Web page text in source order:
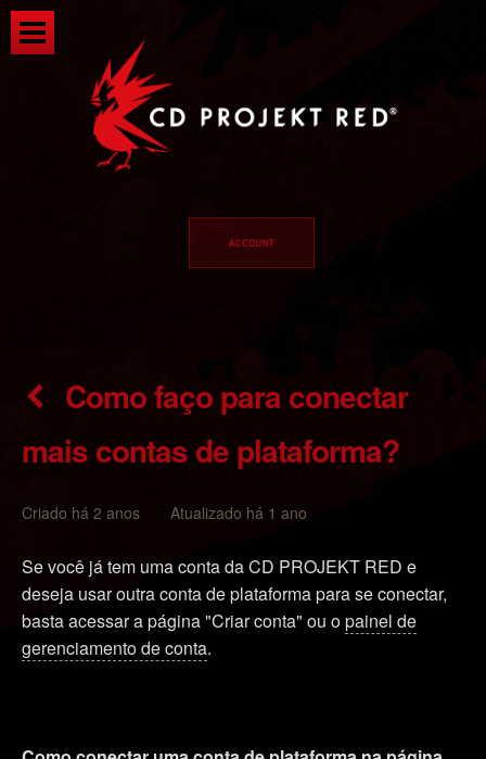
Como faço para conectar
mais contas de plataforma?
Criado há 2 anos Atualizado há 1 ano
Se você já tem uma conta da CD PROJEKT RED e
deseja usar outra conta de plataforma para se conectar,
basta acessar a página "Criar conta" ou opainel de
gerenciamento de conta.